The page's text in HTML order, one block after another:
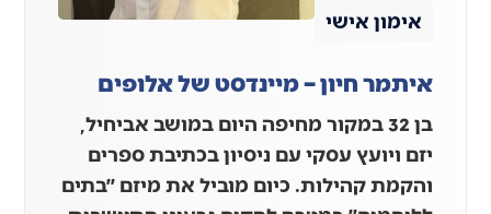
אימון אישי
איתמר חיון – מיינדסט של אלופים
בן 32 במקור מחיפה היום במושב אביחיל,
יזם ויועץ עסקי עם ניסיון בכתיבת ספרים
והקמת קהילות. כיום מוביל את מיזם ׳׳בתים